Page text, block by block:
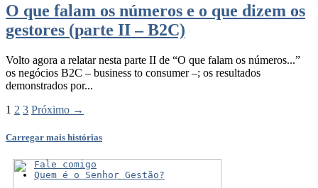
O que falam os números e o que dizem os
gestores (parte II – B2C)
Volto agora a relatar nesta parte II de “O que falam os números...”
os negócios B2C – business to consumer –; os resultados
demonstrados por...
1 2 3 Próximo →
Carregar mais histórias
Fale comigo
Quem é o Senhor Gestão?